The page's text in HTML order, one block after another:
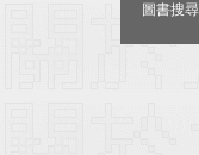
圖書搜尋